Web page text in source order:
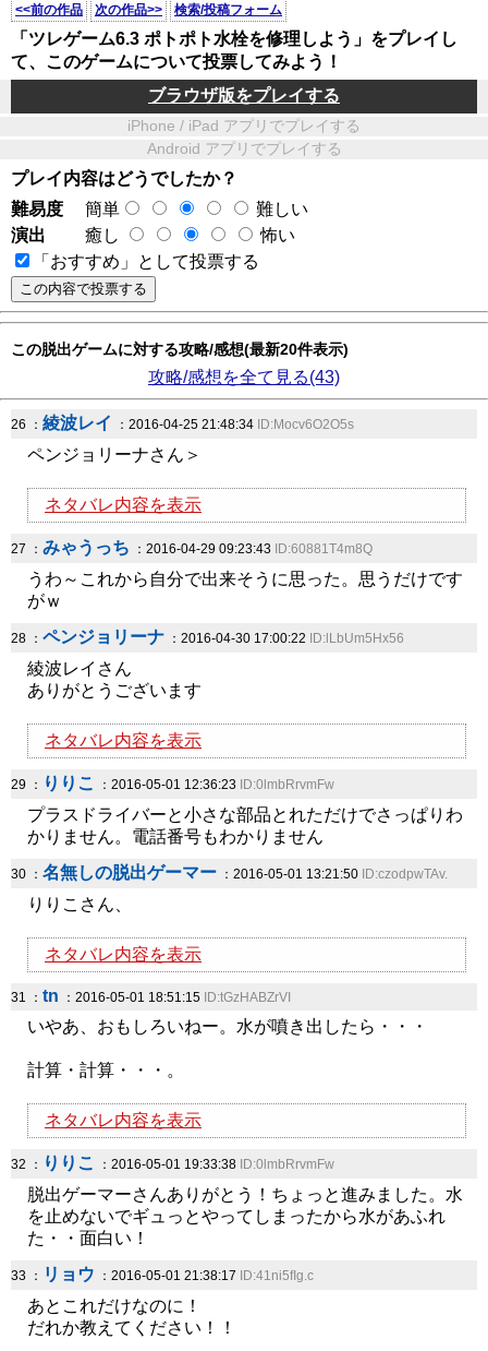
<<前の作品 次の作品>> 検索/投稿フォーム
「ツレゲーム6.3 ポトポト水栓を修理しよう」をプレイし
て、このゲームについて投票してみよう！
ブラウザ版をプレイする
iPhone / iPad アプリでプレイする
Android アプリでプレイする
プレイ内容はどうでしたか？
難易度
簡単
難しい
演出
癒し
怖い
「おすすめ」として投票する
この脱出ゲームに対する攻略/感想(最新20件表示)
攻略/感想を全て見る(43)
26 ： 綾波レイ ：2016-04-25 21:48:34 ID:Mocv6O2O5s
ペンジョリーナさん＞
ネタバレ内容を表示
27 ： みゃうっち ：2016-04-29 09:23:43 ID:60881T4m8Q
うわ～これから自分で出来そうに思った。思うだけです
がｗ
28 ： ペンジョリーナ ：2016-04-30 17:00:22 ID:lLbUm5Hx56
綾波レイさん
ありがとうございます
ネタバレ内容を表示
29 ： りりこ ：2016-05-01 12:36:23 ID:0lmbRrvmFw
プラスドライバーと小さな部品とれただけでさっぱりわ
かりません。電話番号もわかりません
30 ： 名無しの脱出ゲーマー ：2016-05-01 13:21:50 ID:czodpwTAv.
りりこさん、
ネタバレ内容を表示
31 ： tn ：2016-05-01 18:51:15 ID:tGzHABZrVI
いやあ、おもしろいねー。水が噴き出したら・・・
計算・計算・・・。
ネタバレ内容を表示
32 ： りりこ ：2016-05-01 19:33:38 ID:0lmbRrvmFw
脱出ゲーマーさんありがとう！ちょっと進みました。水
を止めないでギュっとやってしまったから水があふれ
た・・面白い！
33 ： リョウ ：2016-05-01 21:38:17 ID:41ni5fIg.c
あとこれだけなのに！
だれか教えてください！！